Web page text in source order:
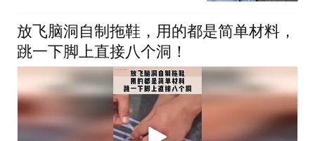
放飞脑洞自制拖鞋，用的都是简单材料，
跳一下脚上直接八个洞！